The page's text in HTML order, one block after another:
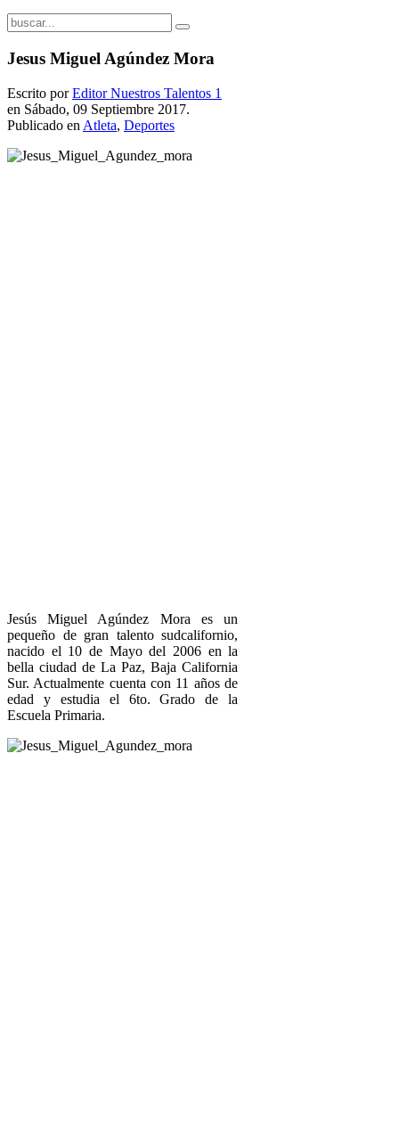
Jesus Miguel Agúndez Mora
Escrito porEditor Nuestros Talentos 1
en Sábado, 09 Septiembre 2017.
Publicado en Atleta, Deportes
Jesús Miguel Agúndez Mora es un
pequeño de gran talento sudcalifornio,
nacido el 10 de Mayo del 2006 en la
bella ciudad de La Paz, Baja California
Sur. Actualmente cuenta con 11 años de
edad y estudia el 6to. Grado de la
Escuela Primaria.